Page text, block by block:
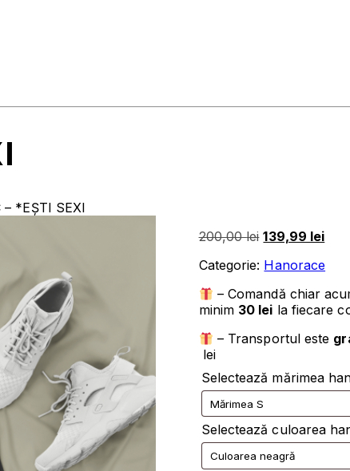
– *EȘTI SEXI
200,00lei Prețul
a
200,00 lei.
139,99 lei
este:
Categorie: Hanorace
– Comandă chiar
minim 30 lei la fiecare
– Transportul este
lei
Selectează mărimea
Selectează culoarea